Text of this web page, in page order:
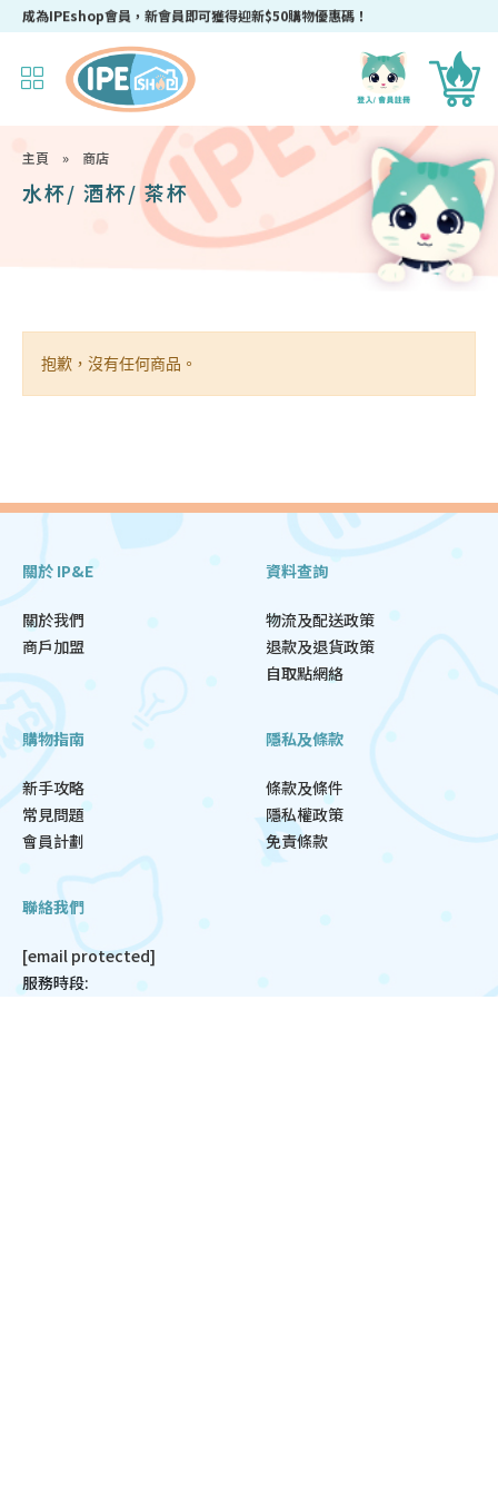
成為IPEshop會員，新會員即可獲得迎新$50購物優惠碼！
主頁 » 商店
水杯/ 酒杯/ 茶杯
抱歉，沒有任何商品。
關於 IP&E
關於我們
商戶加盟
資料查詢
物流及配送政策
退款及退貨政策
自取點網絡
購物指南
新手攻略
常見問題
會員計劃
隱私及條款
條款及條件
隱私權政策
免責條款
聯絡我們
[email protected]
服務時段: